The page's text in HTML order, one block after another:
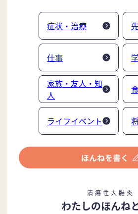
症状・治療
仕事
家族・友人・知
人
ライフイベント
潰瘍性大腸炎
わたしのほんね